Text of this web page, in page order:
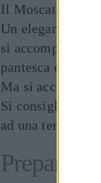
Il Moscato di
Un elegante
si accompagna
pantesca e
Ma si
Si consiglia di
ad una